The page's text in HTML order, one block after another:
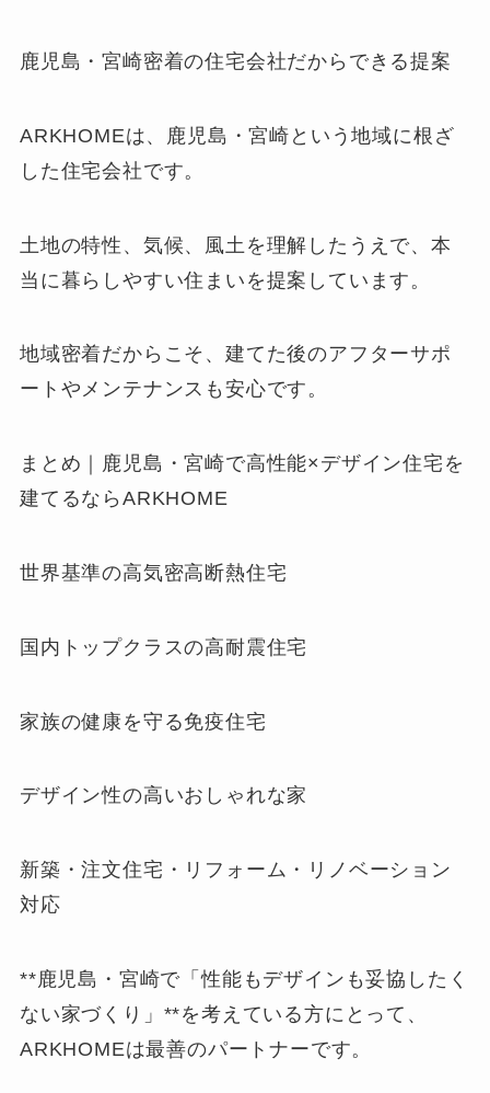
鹿児島・宮崎密着の住宅会社だからできる提案
ARKHOMEは、鹿児島・宮崎という地域に根ざ
した住宅会社です。
土地の特性、気候、風土を理解したうえで、本
当に暮らしやすい住まいを提案しています。
地域密着だからこそ、建てた後のアフターサポ
ートやメンテナンスも安心です。
まとめ｜鹿児島・宮崎で高性能×デザイン住宅を
建てるならARKHOME
世界基準の高気密高断熱住宅
国内トップクラスの高耐震住宅
家族の健康を守る免疫住宅
デザイン性の高いおしゃれな家
新築・注文住宅・リフォーム・リノベーション
対応
**鹿児島・宮崎で「性能もデザインも妥協したく
ない家づくり」**を考えている方にとって、
ARKHOMEは最善のパートナーです。